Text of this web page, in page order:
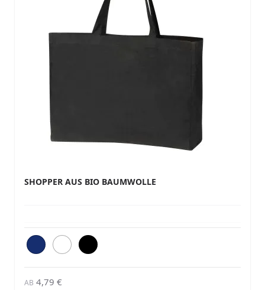
SHOPPER AUS BIO BAUMWOLLE
AB 4,79 €